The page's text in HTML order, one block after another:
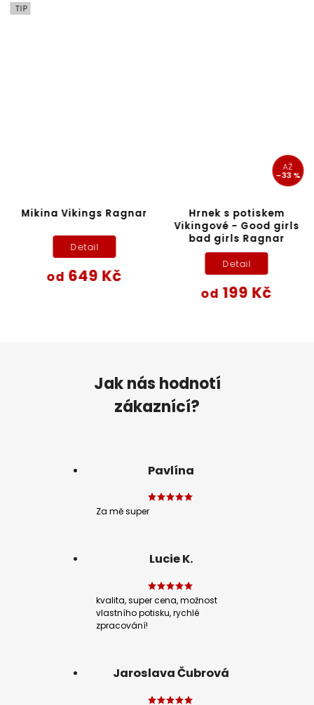
TIP
Mikina Vikings Ragnar
od649 Kč
Detail
AŽ
–33 %
Hrnek s potiskem
Vikingové - Good girls
bad girls Ragnar
od199 Kč
Detail
Jak nás hodnotí
zákaznící?
Pavlína
Za mě super
Lucie K.
kvalita, super cena, možnost
vlastního potisku, rychlé
zpracování!
Jaroslava Čubrová